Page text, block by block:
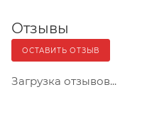
Отзывы
ОСТАВИТЬ ОТЗЫВ
Загрузка отзывов...